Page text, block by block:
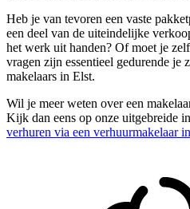
Heb je van tevoren een vaste
een deel van de uiteindelijke
het werk uit handen? Of moet je
vragen zijn essentieel gedurende je
makelaars in Elst.
Wil je meer weten over een
Kijk dan eens op onze uitgebreide
verhuren via een verhuurmakelaar